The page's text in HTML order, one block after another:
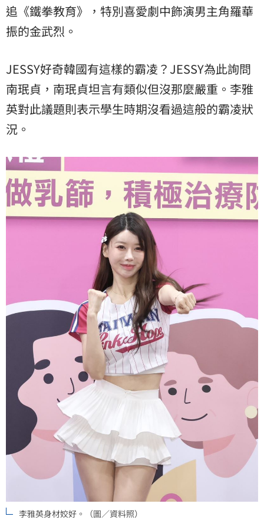
追《鐵拳教育》，特別喜愛劇中飾演男主角羅華
振的金武烈。
JESSY好奇韓國有這樣的霸凌？JESSY為此詢問
南珉貞 ，南珉貞坦言有類似但沒那麼嚴重。李雅
英對此議題則表示學生時期沒看過這般的霸凌狀
況。
李雅英身材姣好。（圖／資料照）